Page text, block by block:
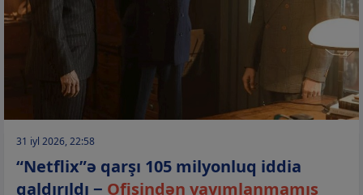
31 iyl 2026, 22:58
“Netflix”ə qarşı 105 milyonluq iddia
qaldırıldı − Ofisindən yayımlanmamış